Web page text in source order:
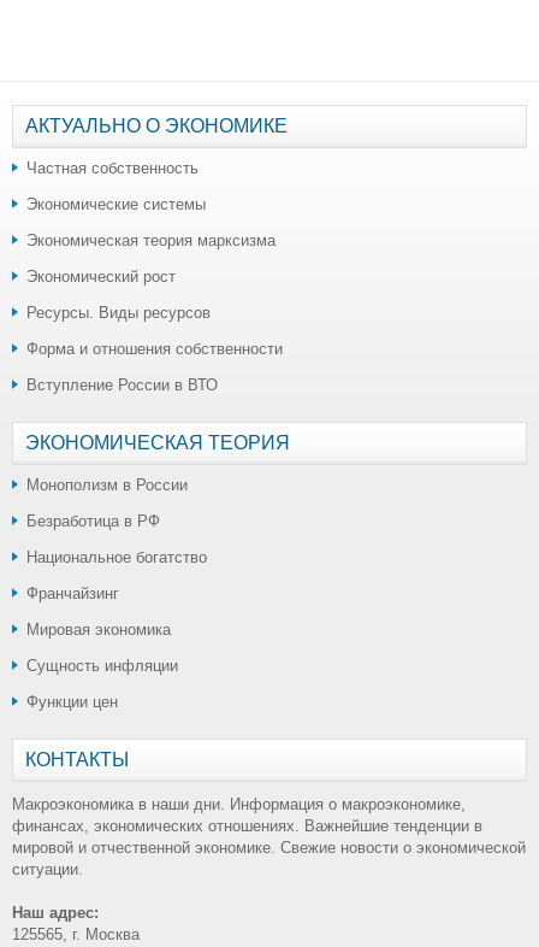
АКТУАЛЬНО О ЭКОНОМИКЕ
Частная собственность
Экономические системы
Экономическая теория марксизма
Экономический рост
Ресурсы. Виды ресурсов
Форма и отношения собственности
Вступление России в ВТО
ЭКОНОМИЧЕСКАЯ ТЕОРИЯ
Монополизм в России
Безработица в РФ
Национальное богатство
Франчайзинг
Мировая экономика
Сущность инфляции
Функции цен
КОНТАКТЫ
Макроэкономика в наши дни. Информация о макроэкономике,
финансах, экономических отношениях. Важнейшие тенденции в
мировой и отчественной экономике. Свежие новости о экономической
ситуации.
Наш адрес:
125565, г. Москва